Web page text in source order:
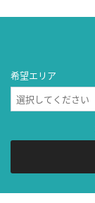
希望エリア